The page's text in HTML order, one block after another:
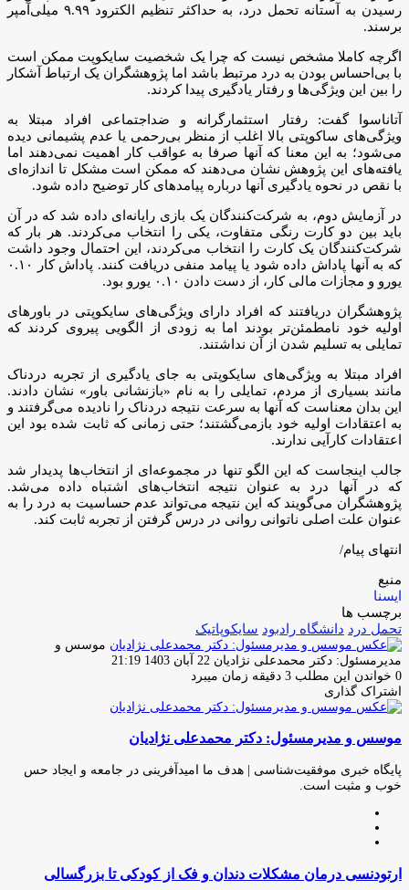
رسیدن به آستانه تحمل درد، به حداکثر تنظیم الکترود ۹.۹۹ میلی‌آمپر
برسند.
اگرچه کاملا مشخص نیست که چرا یک شخصیت سایکوپت ممکن است
با بی‌احساس بودن به درد مرتبط باشد اما پژوهشگران یک ارتباط آشکار
را بین این ویژگی‌ها و رفتار یادگیری پیدا کردند.
آتاناسوا گفت: رفتار استثمارگرانه و ضداجتماعی افراد مبتلا به
ویژگی‌های ساکوپتی بالا اغلب از منظر بی‌رحمی یا عدم پشیمانی دیده
می‌شود؛ به این معنا که آنها صرفا به عواقب کار اهمیت نمی‌دهند اما
یافته‌های این پژوهش نشان می‌دهند که ممکن است مشکل تا اندازه‌ای
با نقص در نحوه یادگیری آنها درباره پیامدهای کار توضیح داده شود.
در آزمایش دوم، به شرکت‌کنندگان یک بازی رایانه‌ای داده شد که در آن
باید بین دو کارت رنگی متفاوت، یکی را انتخاب می‌کردند. هر بار که
شرکت‌کنندگان یک کارت را انتخاب می‌کردند، این احتمال وجود داشت
که به آنها پاداش داده شود یا پیامد منفی دریافت کنند. پاداش کار ۰.۱۰
یورو و مجازات مالی کار، از دست دادن ۰.۱۰ یورو بود.
پژوهشگران دریافتند که افراد دارای ویژگی‌های سایکوپتی در باورهای
اولیه خود نامطمئن‌تر بودند اما به زودی از الگویی پیروی کردند که
تمایلی به تسلیم شدن از آن نداشتند.
افراد مبتلا به ویژگی‌های سایکوپتی به جای یادگیری از تجربه دردناک
مانند بسیاری از مردم، تمایلی را به نام «بازنشانی باور» نشان دادند.
این بدان معناست که آنها به سرعت نتیجه دردناک را نادیده می‌گرفتند و
به اعتقادات اولیه خود بازمی‌گشتند؛ حتی زمانی که ثابت شده بود این
اعتقادات کارآیی ندارند.
جالب اینجاست که این الگو تنها در مجموعه‌ای از انتخاب‌ها پدیدار شد
که در آنها درد به عنوان نتیجه انتخاب‌های اشتباه داده می‌شد.
پژوهشگران می‌گویند که این نتیجه می‌تواند عدم حساسیت به درد را به
عنوان علت اصلی ناتوانی روانی در درس گرفتن از تجربه ثابت کند.
انتهای پیام/
منبع
ایسنا
برچسب ها
تحمل درد دانشگاه رادبود سایکوپاتیک
موسس و
مدیرمسئول: دکتر محمدعلی نژادیان ارسال
ایمیل
22 آبان 1403 21:19
0 خواندن این مطلب 3 دقیقه زمان میبرد
اشتراک گذاری
فیس
توئیتر
لینکدین
واتس
تلگرام
اشتراک
از
ایمیل
چاپ
موسس و مدیرمسئول: دکتر محمدعلی نژادیان
پایگاه خبری موفقیت‌شناسی | هدف ما امیدآفرینی در جامعه و ایجاد حس
خوب و مثبت است.
ارتودنسی
ارتودنسی درمان مشکلات دندان و فک از کودکی تا بزرگسالی